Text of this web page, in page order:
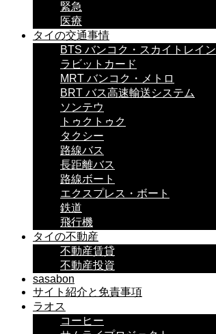
緊急
医療
タイの交通事情
BTS バンコク・スカイトレイン
ラビットカード
MRT バンコク・メトロ
BRT バス高速輸送システム
ソンテウ
トゥクトゥク
タクシー
路線バス
長距離バス
路線ボート
エクスプレス・ボート
鉄道
飛行機
タイの不動産
不動産賃貸
不動産投資
sasabon
サイト紹介と免責事項
ラオス
コーヒー